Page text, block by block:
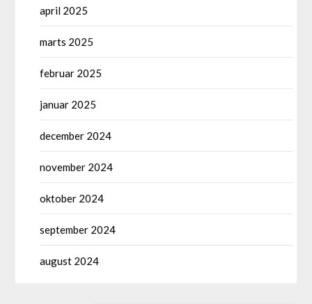
april 2025
marts 2025
februar 2025
januar 2025
december 2024
november 2024
oktober 2024
september 2024
august 2024